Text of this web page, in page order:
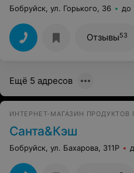
Бобруйск, ул. Горького, 36 до
Отзывы53
Ещё 5 адресов
ИНТЕРНЕТ-МАГАЗИН ПРОДУКТОВ
Санта&Кэш
Бобруйск, ул. Бахарова, 311Р